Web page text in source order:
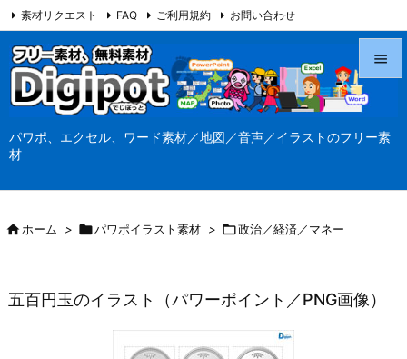
パワポ、エクセル、ワード素材／地図／音声／イラストのフリー素
材



検索
素材リクエスト FAQ ご利用規約 お問い合わせ
当サイト（Digipot.net）について
ホーム > パワポイラスト素材 > 政治／経済／マネー
五百円玉のイラスト（パワーポイント／PNG画像）